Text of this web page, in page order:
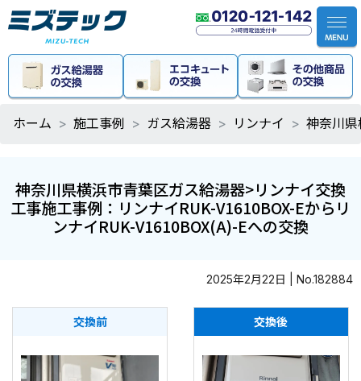
ホーム 施工事例 ガス給湯器 リンナイ 神奈川
神奈川県横浜市青葉区ガス給湯器>リンナイ交換
工事施工事例：リンナイRUK-V1610BOX-Eからリ
ンナイRUK-V1610BOX(A)-Eへの交換
2025年2月22日 | No.182884
交換前 交換後